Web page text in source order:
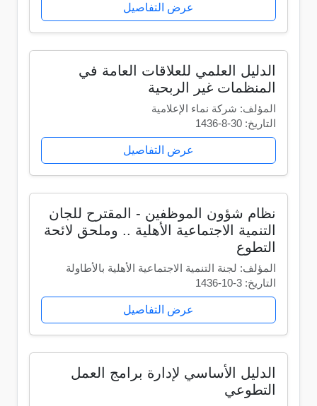
عرض التفاصيل
الدليل العلمي للعلاقات العامة في
المنظمات غير الربحية
المؤلف: شركة نماء الإعلامية
التاريخ: 30-8-1436
عرض التفاصيل
نظام شؤون الموظفين - المقترح للجان
التنمية الاجتماعية الأهلية .. وملحق لائحة
التطوع
المؤلف: لجنة التنمية الاجتماعية الأهلية بالأطاولة
التاريخ: 3-10-1436
عرض التفاصيل
الدليل الأساسي لإدارة برامج العمل
التطوعي